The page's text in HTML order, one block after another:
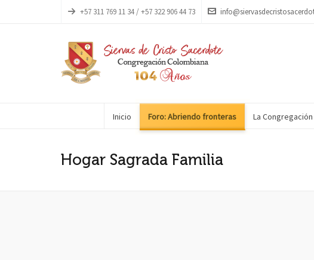
+57 311 769 11 34 / +57 322 906 44 73
Inicio Foro: Abriendo fronteras La Congregación
Hogar Sagrada Familia